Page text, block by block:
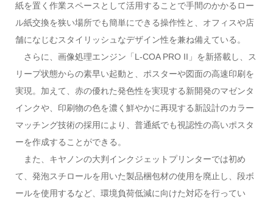
紙を置く作業スペースとして活用することで手間のかかるロー
ル紙交換を狭い場所でも簡単にできる操作性と、オフィスや店
舗になじむスタイリッシュなデザイン性を兼ね備えている。
さらに、画像処理エンジン「L-COA PRO II」を新搭載し、ス
リープ状態からの素早い起動と、ポスターや図面の高速印刷を
実現。加えて、 赤の優れた発色性を実現する新開発のマゼンタ
インクや、印刷物の色を濃く鮮やかに再現する新設計のカラー
マッチング技術の採用により、普通紙でも視認性の高いポスタ
ーを作成することができる。
また、キヤノンの大判インクジェットプリンターでは初め
て、発泡スチロールを用いた製品梱包材の使用を廃止し、段ボ
ールを使用するなど、環境負荷低減に向けた対応を行ってい